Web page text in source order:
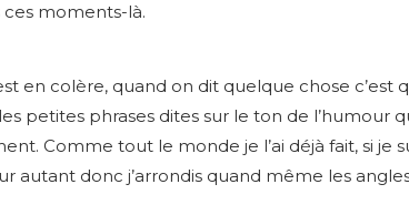
ces moments-là.
en colère, quand on dit quelque chose c’est
petites phrases dites sur le ton de l’humour
Comme tout le monde je l’ai déjà fait, si je
autant donc j’arrondis quand même les